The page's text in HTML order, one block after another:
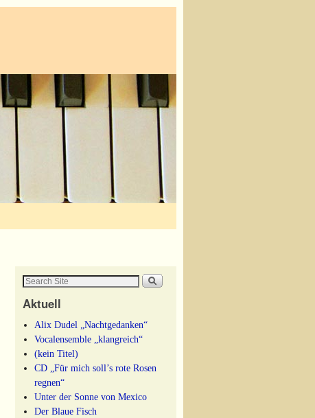
Aktuell
Alix Dudel „Nachtgedanken“
Vocalensemble „klangreich“
(kein Titel)
CD „Für mich soll’s rote Rosen
regnen“
Unter der Sonne von Mexico
Der Blaue Fisch